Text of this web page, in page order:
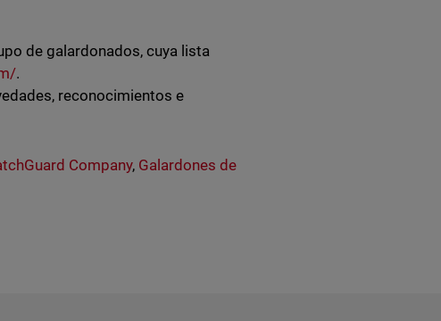
de galardonados, cuya lista
.
reconocimientos e
Company, Galardones de